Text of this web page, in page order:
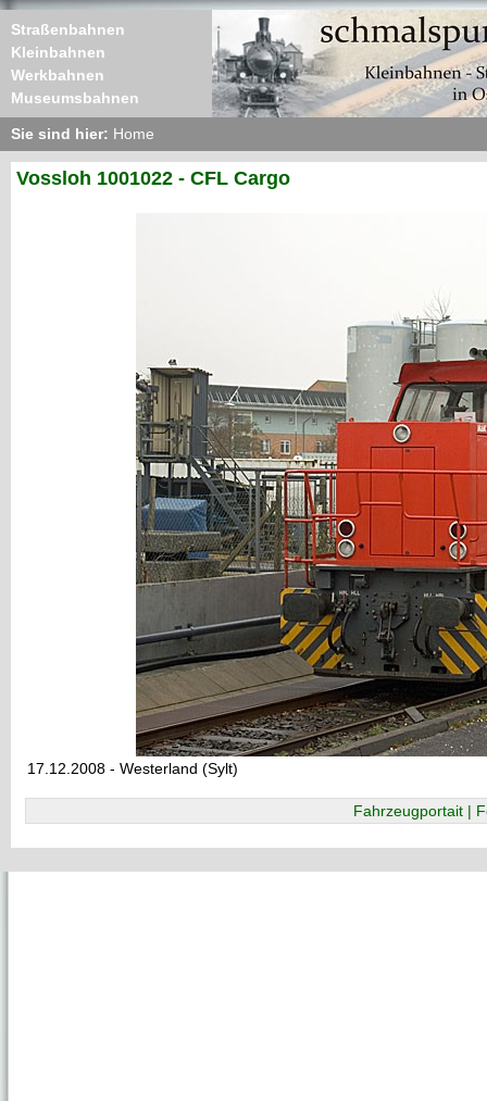
Straßenbahnen
Kleinbahnen
Werkbahnen
Museumsbahnen
Sie sind hier: Home
Vossloh 1001022 - CFL Cargo
17.12.2008 - Westerland (Sylt)
Fahrzeugportait |